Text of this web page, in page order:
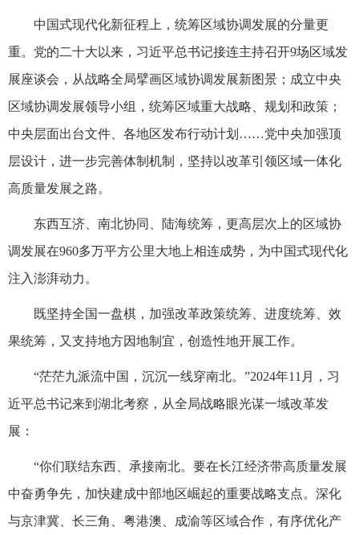
中国式现代化新征程上，统筹区域协调发展的分量更
重。党的二十大以来，习近平总书记接连主持召开9场区域发
展座谈会，从战略全局擘画区域协调发展新图景；成立中央
区域协调发展领导小组，统筹区域重大战略、规划和政策；
中央层面出台文件、各地区发布行动计划……党中央加强顶
层设计，进一步完善体制机制，坚持以改革引领区域一体化
高质量发展之路。
东西互济、南北协同、陆海统筹，更高层次上的区域协
调发展在960多万平方公里大地上相连成势，为中国式现代化
注入澎湃动力。
既坚持全国一盘棋，加强改革政策统筹、进度统筹、效
果统筹，又支持地方因地制宜，创造性地开展工作。
“茫茫九派流中国，沉沉一线穿南北。”2024年11月，习
近平总书记来到湖北考察，从全局战略眼光谋一域改革发
展：
“你们联结东西、承接南北。要在长江经济带高质量发展
中奋勇争先，加快建成中部地区崛起的重要战略支点。深化
与京津冀、长三角、粤港澳、成渝等区域合作，有序优化产